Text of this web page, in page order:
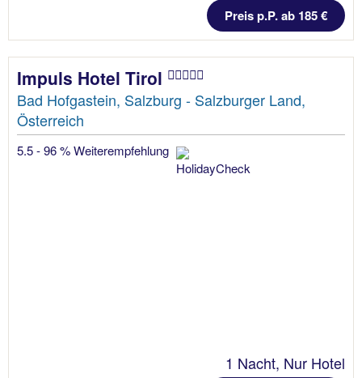
Preis p.P. ab 185 €
Impuls Hotel Tirol
Bad Hofgastein, Salzburg - Salzburger Land,
Österreich
5.5 - 96 % Weiterempfehlung
1 Nacht, Nur Hotel